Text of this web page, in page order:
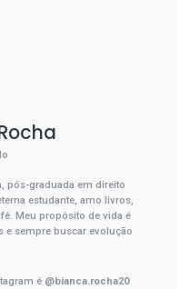
pós-graduada em direito
estudante, amo livros,
Meu propósito de vida é
e sempre buscar evolução
é @bianca.rocha20